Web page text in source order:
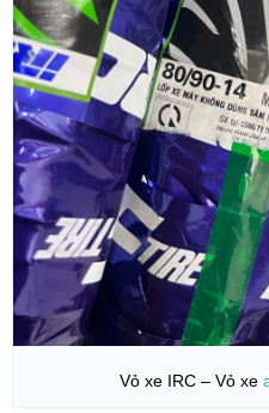
Vỏ xe IRC – Vỏ xe